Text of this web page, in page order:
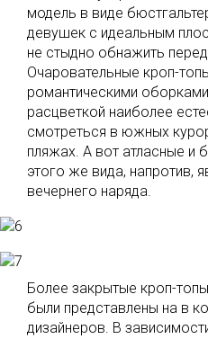
модель в виде
девушек с идеальным
не стыдно обнажить
Очаровательные кроп-
романтическими
расцветкой наиболее
смотреться в южных
пляжах. А вот атласные и
этого же вида, напротив,
вечернего наряда.
Более закрытые кроп-
были представлены на в
дизайнеров. В